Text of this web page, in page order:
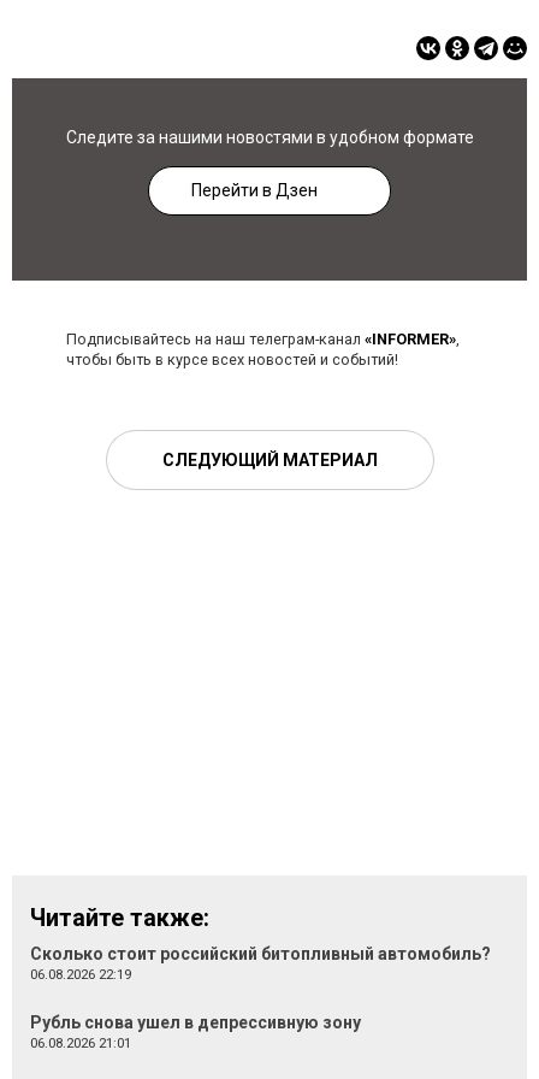
Следите за нашими новостями в удобном формате
Перейти в Дзен
Подписывайтесь на наш телеграм-канал «INFORMER»,
чтобы быть в курсе всех новостей и событий!
СЛЕДУЮЩИЙ МАТЕРИАЛ
Читайте также:
Сколько стоит российский битопливный автомобиль?
06.08.2026 22:19
Рубль снова ушел в депрессивную зону
06.08.2026 21:01